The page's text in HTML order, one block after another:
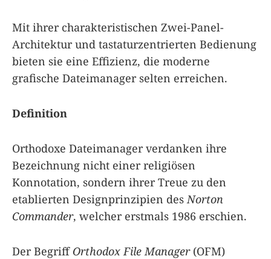
Mit ihrer charakteristischen Zwei-Panel-
Architektur und tastaturzentrierten Bedienung
bieten sie eine Effizienz, die moderne
grafische Dateimanager selten erreichen.
Definition
Orthodoxe Dateimanager verdanken ihre
Bezeichnung nicht einer religiösen
Konnotation, sondern ihrer Treue zu den
etablierten Designprinzipien des Norton
Commander, welcher erstmals 1986 erschien.
Der Begriff Orthodox File Manager(OFM)